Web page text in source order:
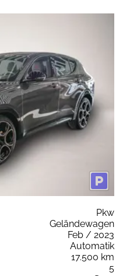
Pkw
Geländewagen
Feb / 2023
Automatik
17.500 km
5